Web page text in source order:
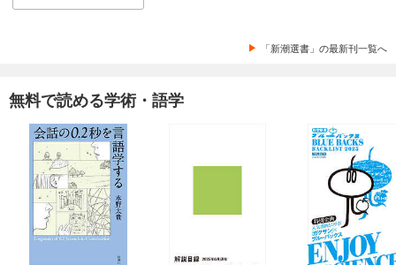
「新潮選書」の最新刊一覧へ
無料で読める学術・語学